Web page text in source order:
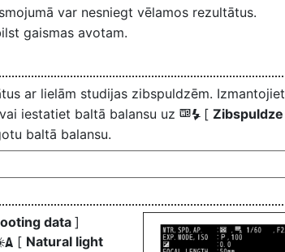
var nesniegt vēlamos rezultātus.
gaismas avotam.
ar lielām studijas zibspuldzēm. Izmantojiet
iestatiet baltā balansu uz 5 [ Zibspuldze
baltā balansu.
data]
[ Natural light